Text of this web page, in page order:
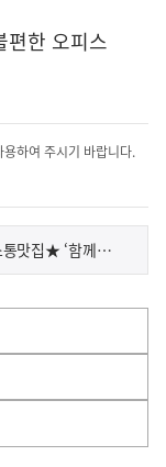
편한 오피스
하여 주시기 바랍니다.
[릴터뷰] 현직 선생님이 직접 알려주는 ★소통맛집★ ‘함께학교’의 모든 것